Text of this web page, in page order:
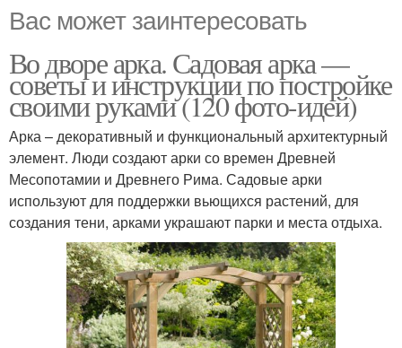
Вас может заинтересовать
Во дворе арка. Садовая арка —
советы и инструкции по постройке
своими руками (120 фото-идей)
Арка – декоративный и функциональный архитектурный
элемент. Люди создают арки со времен Древней
Месопотамии и Древнего Рима. Садовые арки
используют для поддержки вьющихся растений, для
создания тени, арками украшают парки и места отдыха.